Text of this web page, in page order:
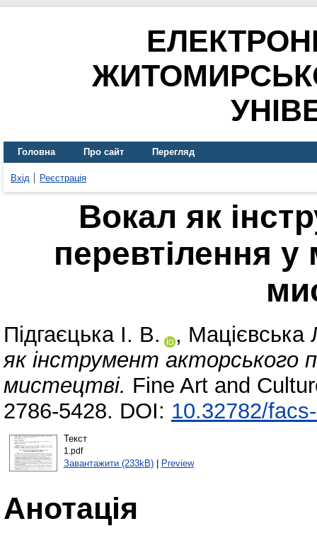
Головна Про сайт Перегляд
Вхід Реєстрація
Вокал як
перевтілення
Підгаєцька І. В. , Мацієвська
як інструмент акторського
мистецтві. Fine Art and
2786-5428. DOI: 10.32782/
Текст
1.pdf
Завантажити (233kB)| Preview
Анотація